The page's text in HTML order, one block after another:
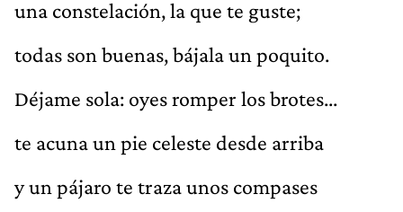
una constelación, la que te guste;
todas son buenas, bájala un poquito.
Déjame sola: oyes romper los brotes...
te acuna un pie celeste desde arriba
y un pájaro te traza unos compases